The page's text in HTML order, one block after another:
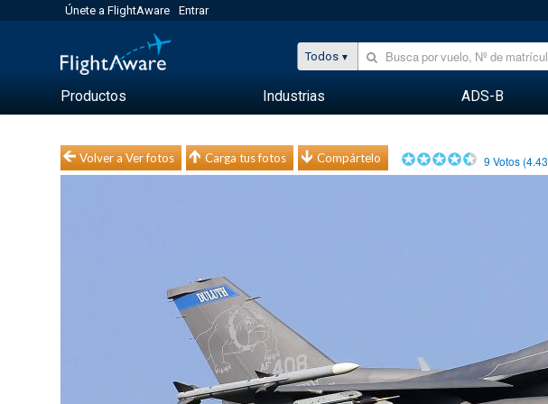
Únete a FlightAware Entrar
Todos
Productos Industrias ADS-B
Volver a Ver fotos Carga tus fotos Compártelo 9 Votos (4.43